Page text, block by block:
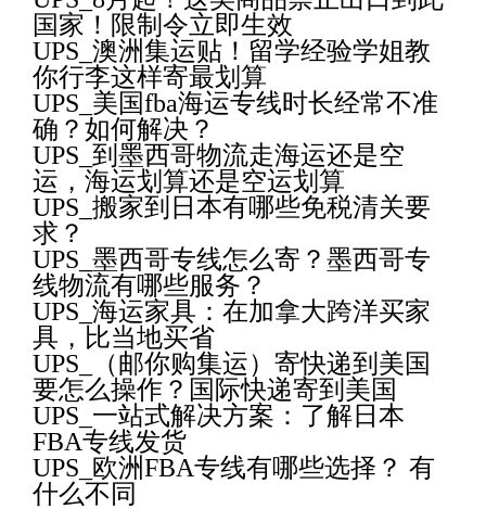
国家！限制令立即生效
UPS_澳洲集运贴！留学经验学姐教
你行李这样寄最划算
UPS_美国fba海运专线时长经常不准
确？如何解决？
UPS_到墨西哥物流走海运还是空
运，海运划算还是空运划算
UPS_搬家到日本有哪些免税清关要
求？
UPS_墨西哥专线怎么寄？墨西哥专
线物流有哪些服务？
UPS_海运家具：在加拿大跨洋买家
具，比当地买省
UPS_（邮你购集运）寄快递到美国
要怎么操作？国际快递寄到美国
UPS_一站式解决方案：了解日本
FBA专线发货
UPS_欧洲FBA专线有哪些选择？ 有
什么不同